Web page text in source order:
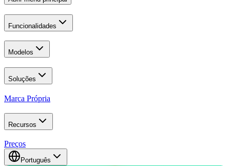
Funcionalidades
Modelos
Soluções
Marca Própria
Recursos
Preços
Português